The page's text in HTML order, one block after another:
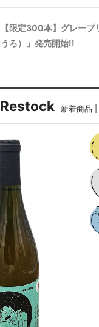
【限定300本】グレー
うろ）」発売開始!!
新着商品 |